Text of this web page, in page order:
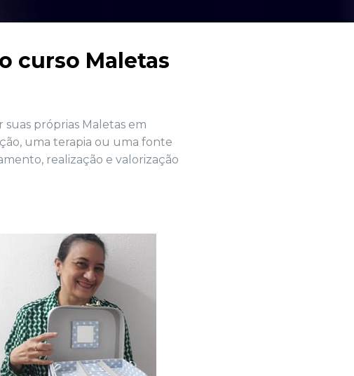
curso Maletas
suas próprias Maletas em
uma terapia ou uma fonte
realização e valorização